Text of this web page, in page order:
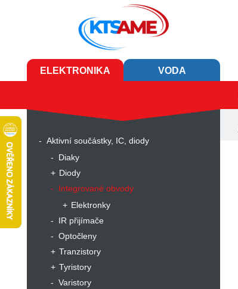
ELEKTRONIKA VODA
Aktivní součástky, IC, diody
Diaky
Diody
Integrované obvody
Elektronky
IR přijímače
Optočleny
Tranzistory
Tyristory
Varistory